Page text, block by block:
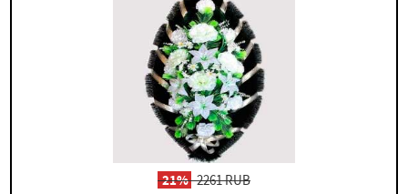
-21%2261 RUB